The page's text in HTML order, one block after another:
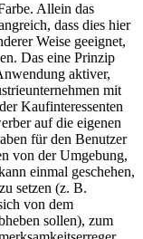
Allein das
dass dies hier
Weise geeignet,
Das eine Prinzip
aktiver,
mit
Kaufinteressenten
auf die eigenen
für den Benutzer
von der Umgebung,
einmal geschehen,
setzen (z. B.
von dem
sollen), zum